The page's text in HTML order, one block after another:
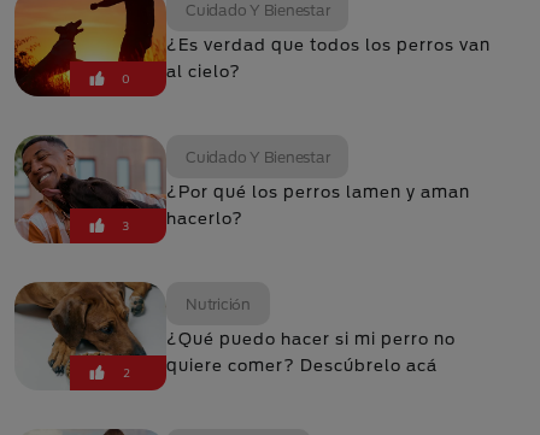
0
Cuidado Y Bienestar
¿Es verdad que todos los perros van
al cielo?
3
Cuidado Y Bienestar
¿Por qué los perros lamen y aman
hacerlo?
2
Nutrición
¿Qué puedo hacer si mi perro no
quiere comer? Descúbrelo acá